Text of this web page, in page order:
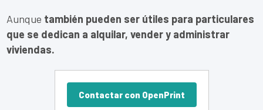
Aunque también pueden ser útiles para particulares
que se dedican a alquilar, vender y administrar
viviendas.
Contactar con OpenPrint